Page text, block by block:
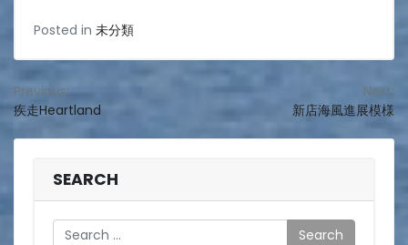
Posted in 未分類
投
稿
Previous:
疾走Heartland
Next:
新店海風進展模様
SEARCH
Search